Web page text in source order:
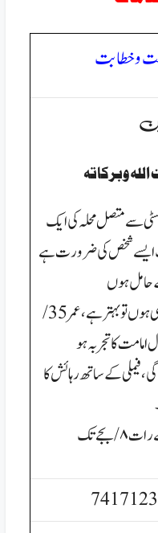
وخطابت
وبركاتہ
سے متصل محلہ کی ایک
ایسے شخص کی ضرورت ہے
ہوں
حافظ،قاری خوش الحان،عالم،مفتی بھی ہوں تو بہتر ہے،عمر35/
فیملی کے ساتھ رہائش کا